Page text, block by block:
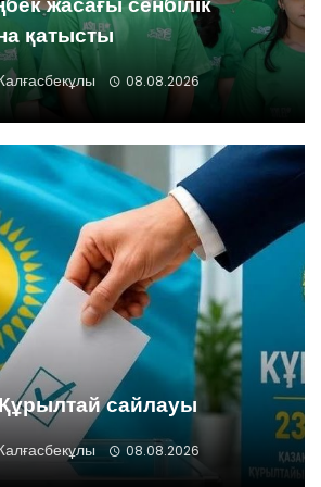
қатысты
08.08.2026
сайлауы
08.08.2026